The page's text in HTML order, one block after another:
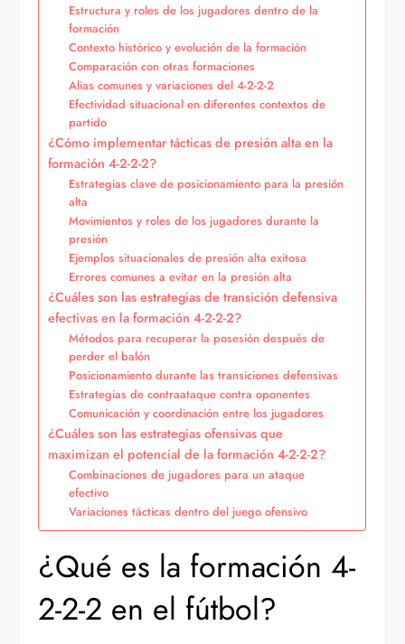
Estructura y roles de los jugadores dentro de la
formación
Contexto histórico y evolución de la formación
Comparación con otras formaciones
Alias comunes y variaciones del 4-2-2-2
Efectividad situacional en diferentes contextos de
partido
¿Cómo implementar tácticas de presión alta en la
formación 4-2-2-2?
Estrategias clave de posicionamiento para la presión
alta
Movimientos y roles de los jugadores durante la
presión
Ejemplos situacionales de presión alta exitosa
Errores comunes a evitar en la presión alta
¿Cuáles son las estrategias de transición defensiva
efectivas en la formación 4-2-2-2?
Métodos para recuperar la posesión después de
perder el balón
Posicionamiento durante las transiciones defensivas
Estrategias de contraataque contra oponentes
Comunicación y coordinación entre los jugadores
¿Cuáles son las estrategias ofensivas que
maximizan el potencial de la formación 4-2-2-2?
Combinaciones de jugadores para un ataque
efectivo
Variaciones tácticas dentro del juego ofensivo
¿Qué es la formación 4-
2-2-2 en el fútbol?